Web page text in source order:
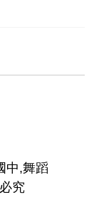
中,舞蹈
究